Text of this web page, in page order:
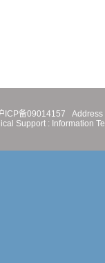
ICP备09014157
Address
Support : Information